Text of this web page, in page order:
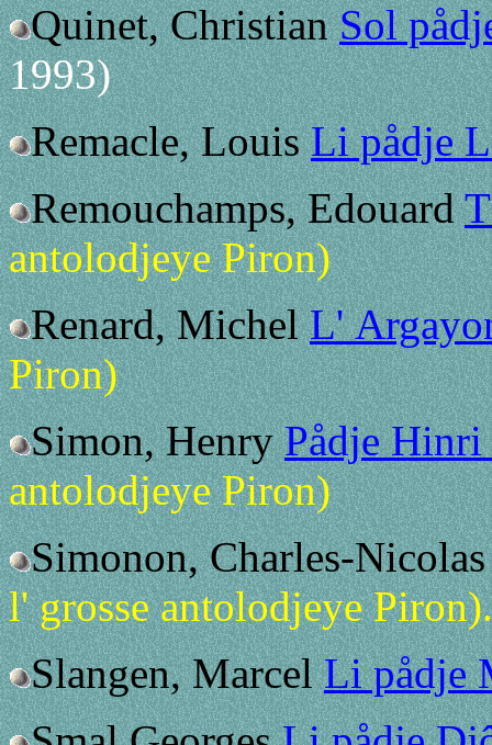
Quinet, ChristianSol
1993)
Remacle, LouisLi pådje
Remouchamps, Edouard
antolodjeye Piron)
Renard, MichelL'
Piron)
Simon, HenryPådje
antolodjeye Piron)
Simonon, Charles-
l' grosse antolodjeye Piron).
Slangen, MarcelLi pådje